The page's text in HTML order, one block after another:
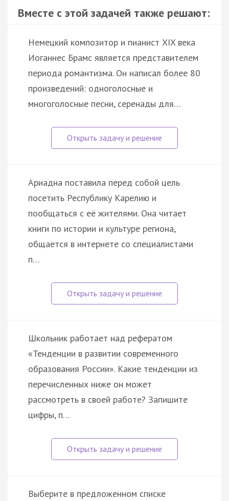
Вместе с этой задачей также решают:
Немецкий композитор и пианист XIX века
Иоганнес Брамс является представителем
периода романтизма. Он написал более 80
произведений: одноголосные и
многоголосные песни, серенады для…
Ариадна поставила перед собой цель
посетить Республику Карелию и
пообщаться с её жителями. Она читает
книги по истории и культуре региона,
общается в интернете со специалистами
п…
Школьник работает над рефератом
«Тенденции в развитии современного
образования России». Какие тенденции из
перечисленных ниже он может
рассмотреть в своей работе? Запишите
цифры, п…
Выберите в предложенном списке